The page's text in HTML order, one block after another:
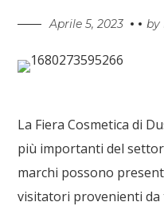
Aprile 5, 2023 by
La Fiera Cosmetica di
più importanti del
marchi possono
visitatori provenienti da